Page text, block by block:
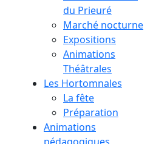
du Prieuré
Marché nocturne
Expositions
Animations
Théâtrales
Les Hortomnales
La fête
Préparation
Animations